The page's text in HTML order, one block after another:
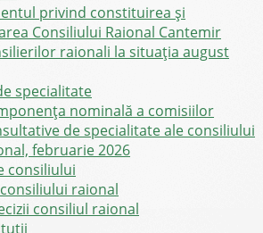
privind constituirea şi
Consiliului Raional Cantemir
raionali la situația august
specialitate
nominală a comisiilor
de specialitate ale consiliului
februarie 2026
consiliului
raional
consiliul raional